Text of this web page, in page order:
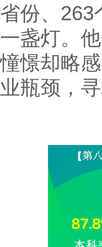
省份、263
一盏灯。
憧憬却略
业瓶颈，